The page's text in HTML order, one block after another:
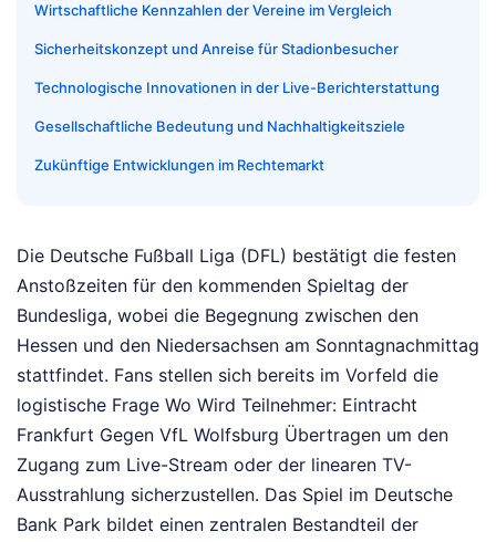
Wirtschaftliche Kennzahlen der Vereine im Vergleich
Sicherheitskonzept und Anreise für Stadionbesucher
Technologische Innovationen in der Live-Berichterstattung
Gesellschaftliche Bedeutung und Nachhaltigkeitsziele
Zukünftige Entwicklungen im Rechtemarkt
Die Deutsche Fußball Liga (DFL) bestätigt die festen
Anstoßzeiten für den kommenden Spieltag der
Bundesliga, wobei die Begegnung zwischen den
Hessen und den Niedersachsen am Sonntagnachmittag
stattfindet. Fans stellen sich bereits im Vorfeld die
logistische Frage Wo Wird Teilnehmer: Eintracht
Frankfurt Gegen VfL Wolfsburg Übertragen um den
Zugang zum Live-Stream oder der linearen TV-
Ausstrahlung sicherzustellen. Das Spiel im Deutsche
Bank Park bildet einen zentralen Bestandteil der